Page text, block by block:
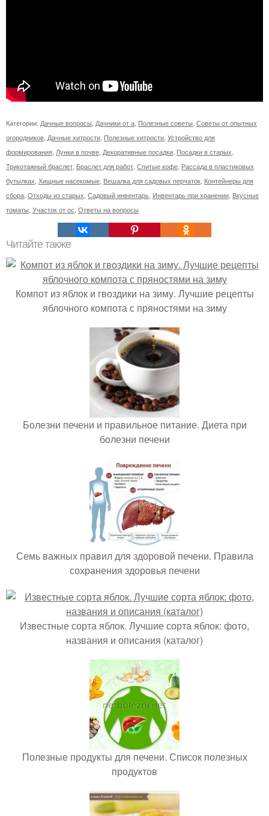
Категории: Дачные вопросы Дачники от а Полезные советы Советы от опытных
огородников Дачные хитрости Полезные хитрости Устройство для
формирования Лунки в почве Декоративные посадки Посадки в старых
Трикотажный браслет Браслет для работ Спитые кофе Рассада в пластиковых
бутылках Хищные насекомые Вешалка для садовых перчаток Контейнеры для
сбора Отходы из старых Садовый инвентарь Инвентарь при хранении Вкусные
томаты Участок от ос Ответы на вопросы
Читайте также
Компот из яблок и гвоздики на зиму. Лучшие рецепты
яблочного компота с пряностями на зиму
Болезни печени и правильное питание. Диета при
болезни печени
Семь важных правил для здоровой печени. Правила
сохранения здоровья печени
Известные сорта яблок. Лучшие сорта яблок: фото,
названия и описания (каталог)
Полезные продукты для печени. Список полезных
продуктов